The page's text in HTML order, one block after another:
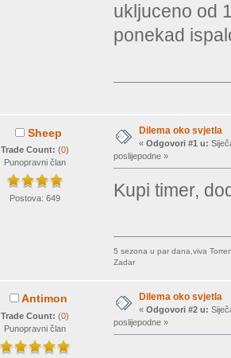
ukljuceno od
ponekad
Sheep
Trade Count: (0)
Punopravni član
Postova: 649
Dilema oko svjetla
« Odgovori #1 u:
poslijepodne »
Kupi timer,
5 sezona u par dana,viva
Zadar
Antimon
Trade Count: (0)
Punopravni član
Dilema oko svjetla
« Odgovori #2 u:
poslijepodne »